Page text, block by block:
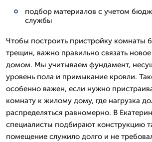
подбор материалов с учетом
службы
Чтобы построить пристройку комнаты
трещин, важно правильно связать
домом. Мы учитываем фундамент,
уровень пола и примыкание кровли.
особенно важен, если нужно
комнату к жилому дому, где нагрузка
распределяться равномерно. В
специалисты подбирают конструкцию
помещение служило долго и не